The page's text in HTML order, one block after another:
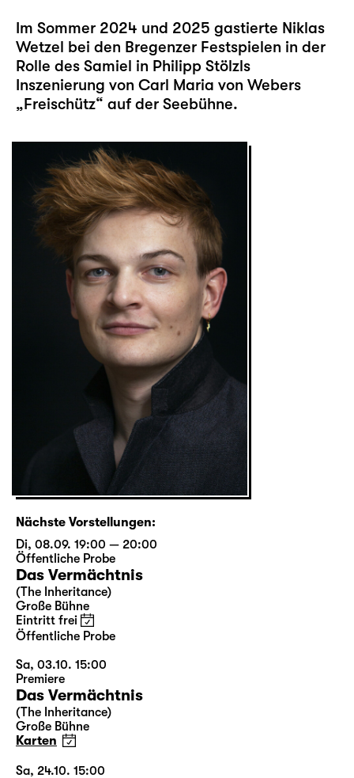
Im Sommer 2024 und 2025 gastierte Niklas
Wetzel bei den Bregenzer Festspielen in der
Rolle des Samiel in Philipp Stölzls
Inszenierung von Carl Maria von Webers
„Freischütz“ auf der Seebühne.
Nächste Vorstellungen:
Di, 08.09. 19:00 — 20:00
Öffentliche Probe
Das Vermächtnis
(The Inheritance)
Große Bühne
Eintritt frei
Öffentliche Probe
Sa, 03.10. 15:00
Premiere
Das Vermächtnis
(The Inheritance)
Große Bühne
Karten
Sa, 24.10. 15:00